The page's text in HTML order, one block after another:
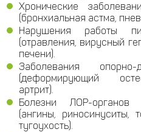
Хронические
(бронхиальная астма,
Нарушения работы
(отравления, вирусный
печени).
Заболевания опорно-
(деформирующий
артрит).
Болезни ЛОР-органов
(ангины, риносинуситы,
тугоухость).